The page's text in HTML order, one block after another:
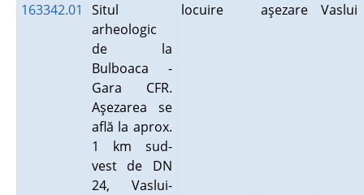
163342.01
Situl
arheologic
de la
Bulboaca -
Gara CFR.
Aşezarea se
află la aprox.
1 km sud-
vest de DN
24, Vaslui-
locuire aşezare Vaslui